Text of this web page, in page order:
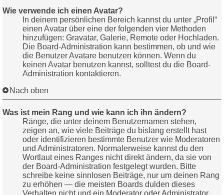
Wie verwende ich einen Avatar?
In deinem persönlichen Bereich kannst du unter „Profil“
einen Avatar über eine der folgenden vier Methoden
hinzufügen: Gravatar, Galerie, Remote oder Hochladen.
Die Board-Administration kann bestimmen, ob und wie
die Benutzer Avatare benutzen können. Wenn du
keinen Avatar benutzen kannst, solltest du die Board-
Administration kontaktieren.
Nach oben
Was ist mein Rang und wie kann ich ihn ändern?
Ränge, die unter deinem Benutzernamen stehen,
zeigen an, wie viele Beiträge du bislang erstellt hast
oder identifizieren bestimmte Benutzer wie Moderatoren
und Administratoren. Normalerweise kannst du den
Wortlaut eines Ranges nicht direkt ändern, da sie von
der Board-Administration festgelegt wurden. Bitte
schreibe keine sinnlosen Beiträge, nur um deinen Rang
zu erhöhen — die meisten Boards dulden dieses
Verhalten nicht und ein Moderator oder Administrator